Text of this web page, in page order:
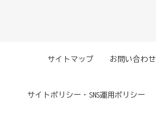
サイトマップ お問い合わせ
サイトポリシー・SNS運用ポリシー